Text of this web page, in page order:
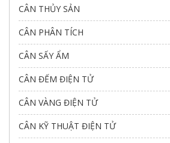
CÂN THỦY SẢN
CÂN PHÂN TÍCH
CÂN SẤY ẨM
CÂN ĐẾM ĐIỆN TỬ
CÂN VÀNG ĐIỆN TỬ
CÂN KỸ THUẬT ĐIỆN TỬ